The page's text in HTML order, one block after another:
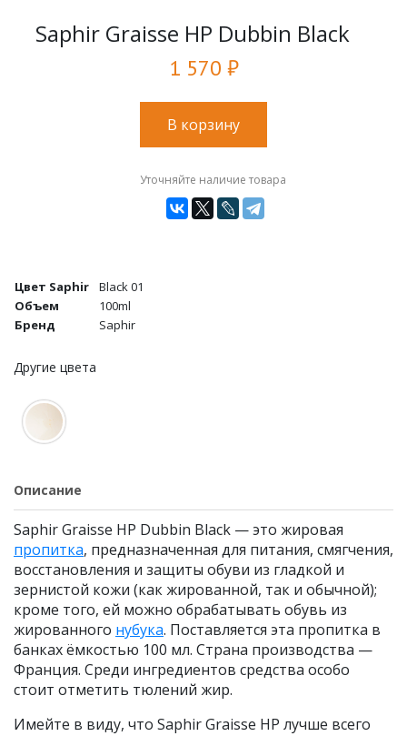
Saphir Graisse HP Dubbin Black
1 570 ₽
В корзину
Уточняйте наличие товара
Цвет Saphir
Black 01
Объем
100ml
Бренд
Saphir
Другие цвета
Описание
Saphir Graisse HP Dubbin Black — это жировая
пропитка, предназначенная для питания, смягчения,
восстановления и защиты обуви из гладкой и
зернистой кожи (как жированной, так и обычной);
кроме того, ей можно обрабатывать обувь из
жированного нубука. Поставляется эта пропитка в
банках ёмкостью 100 мл. Страна производства —
Франция. Среди ингредиентов средства особо
стоит отметить тюлений жир.
Имейте в виду, что Saphir Graisse HP лучше всего